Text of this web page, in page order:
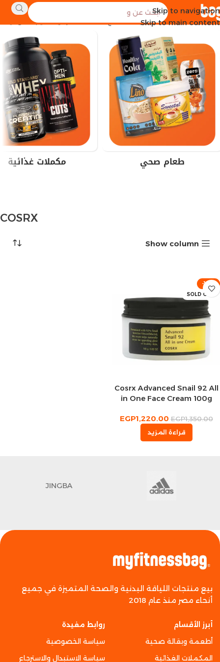
Skip to navigation
Skip to main content
الرئيسية العلامة التجارية للمنتج COSRX عرض النتيجة الوحيدة
طعام صحي مكملات غذائية
COSRX
Show column
-10%
SOLD OUT
Cosrx Advanced Snail 92 All
in One Face Cream 100g
EGP1,350.00
EGP1,220.00
قراءة المزيد
JINGBA
بيع منتجات اللياقة البدنية والصحة المتميزة في جميع
أنحاء مصر منذ عام 2018
أبرز الأقسام
أطعمة وبقالة صحية
المكملات الغذائية
روابط مفيدة
سياسة الخصوصية
سياسة الاستبدال والاسترجاع